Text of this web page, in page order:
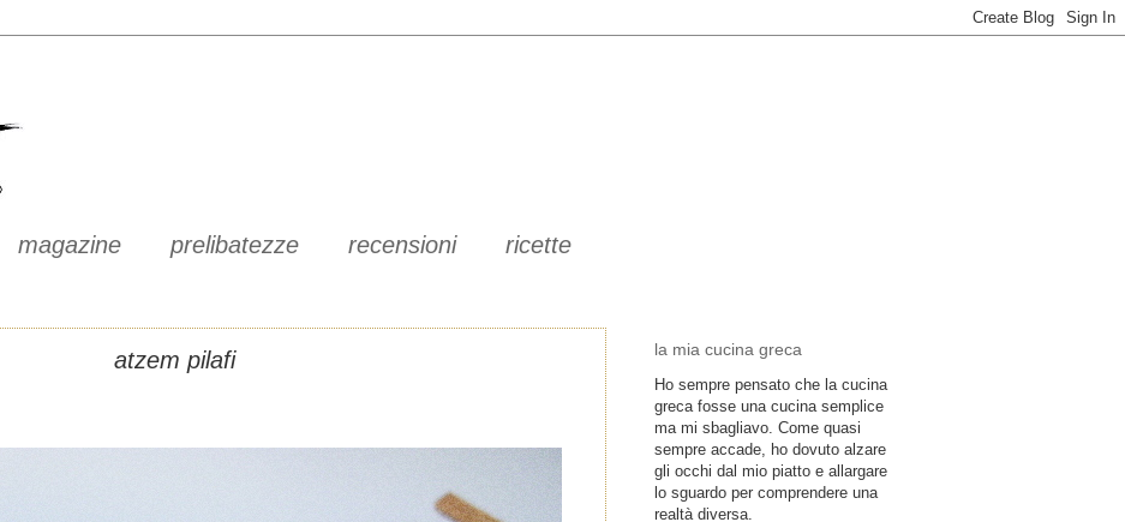
magazine prelibatezze recensioni ricette
atzem pilafi la mia cucina greca
Ho sempre pensato che la cucina
greca fosse una cucina semplice
ma mi sbagliavo. Come quasi
sempre accade, ho dovuto alzare
gli occhi dal mio piatto e allargare
lo sguardo per comprendere una
realtà diversa.